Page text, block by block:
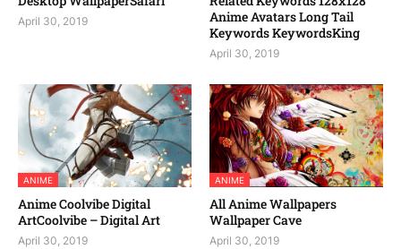
April 30, 2019
Anime Avatars Long Tail
Keywords KeywordsKing
April 30, 2019
ANIME
Anime Coolvibe Digital
ArtCoolvibe – Digital Art
April 30, 2019
ANIME
All Anime Wallpapers
Wallpaper Cave
April 30, 2019